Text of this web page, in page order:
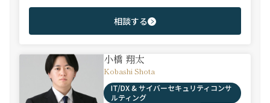
相談する
小橋 翔太
Kobashi Shota
IT/DX & サイバーセキュリティコンサ
ルティング